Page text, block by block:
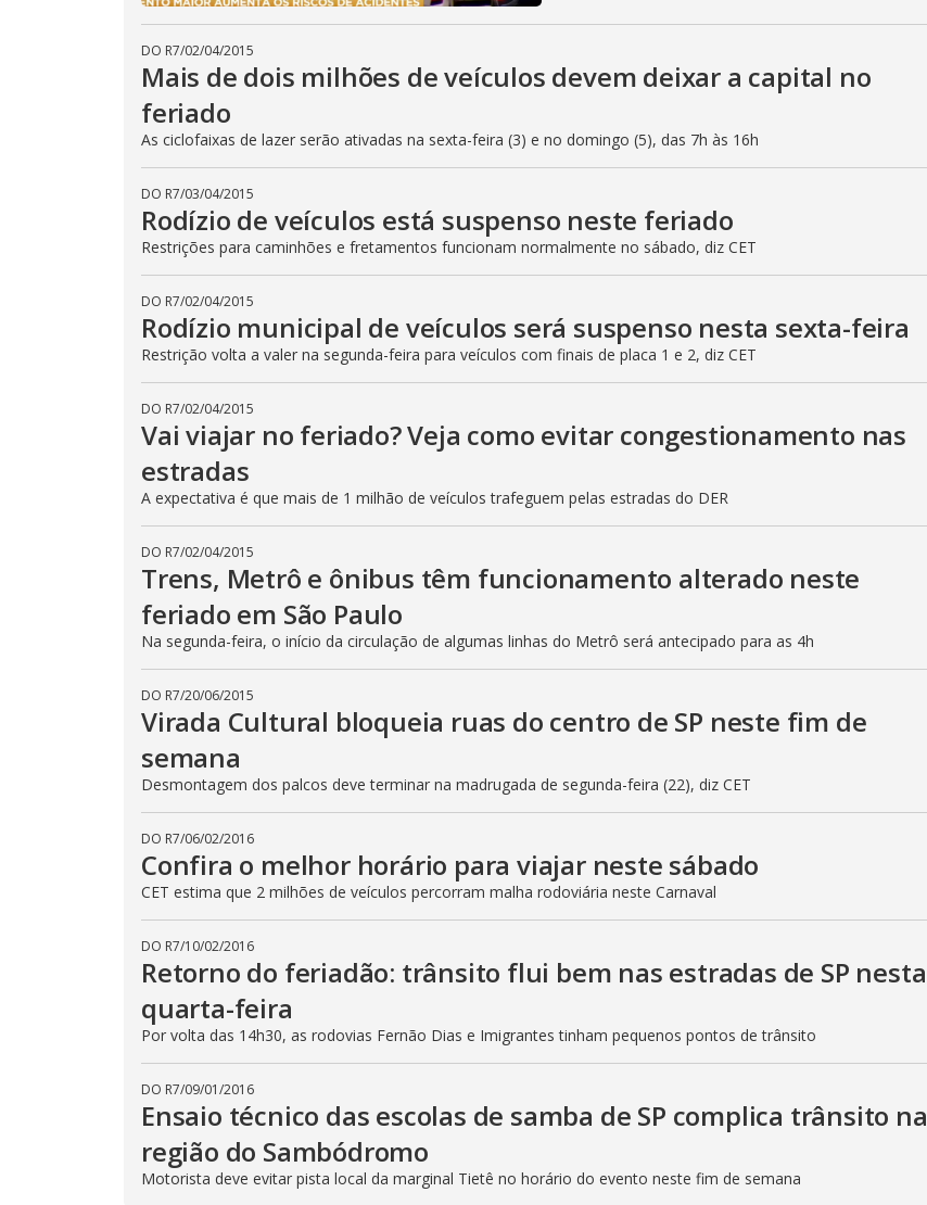
DO R7/02/04/2015
Mais de dois milhões de veículos devem deixar a capital no
feriado
As ciclofaixas de lazer serão ativadas na sexta-feira (3) e no domingo (5), das 7h às 16h
DO R7/03/04/2015
Rodízio de veículos está suspenso neste feriado
Restrições para caminhões e fretamentos funcionam normalmente no sábado, diz CET
DO R7/02/04/2015
Rodízio municipal de veículos será suspenso nesta sexta-feira
Restrição volta a valer na segunda-feira para veículos com finais de placa 1 e 2, diz CET
DO R7/02/04/2015
Vai viajar no feriado? Veja como evitar congestionamento nas
estradas
A expectativa é que mais de 1 milhão de veículos trafeguem pelas estradas do DER
DO R7/02/04/2015
Trens, Metrô e ônibus têm funcionamento alterado neste
feriado em São Paulo
Na segunda-feira, o início da circulação de algumas linhas do Metrô será antecipado para as 4h
DO R7/20/06/2015
Virada Cultural bloqueia ruas do centro de SP neste fim de
semana
Desmontagem dos palcos deve terminar na madrugada de segunda-feira (22), diz CET
DO R7/06/02/2016
Confira o melhor horário para viajar neste sábado
CET estima que 2 milhões de veículos percorram malha rodoviária neste Carnaval
DO R7/10/02/2016
Retorno do feriadão: trânsito flui bem nas estradas de SP nesta
quarta-feira
Por volta das 14h30, as rodovias Fernão Dias e Imigrantes tinham pequenos pontos de trânsito
DO R7/09/01/2016
Ensaio técnico das escolas de samba de SP complica trânsito na
região do Sambódromo
Motorista deve evitar pista local da marginal Tietê no horário do evento neste fim de semana